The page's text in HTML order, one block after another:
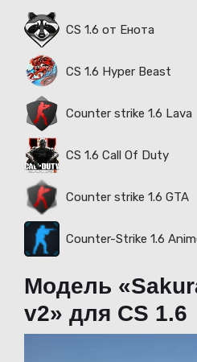
CS 1.6 от Енота
CS 1.6 Hyper Beast
Counter strike 1.6 Lava
CS 1.6 Call Of Duty
Counter strike 1.6 GTA
Counter-Strike 1.6
Модель
v2» для CS 1.6